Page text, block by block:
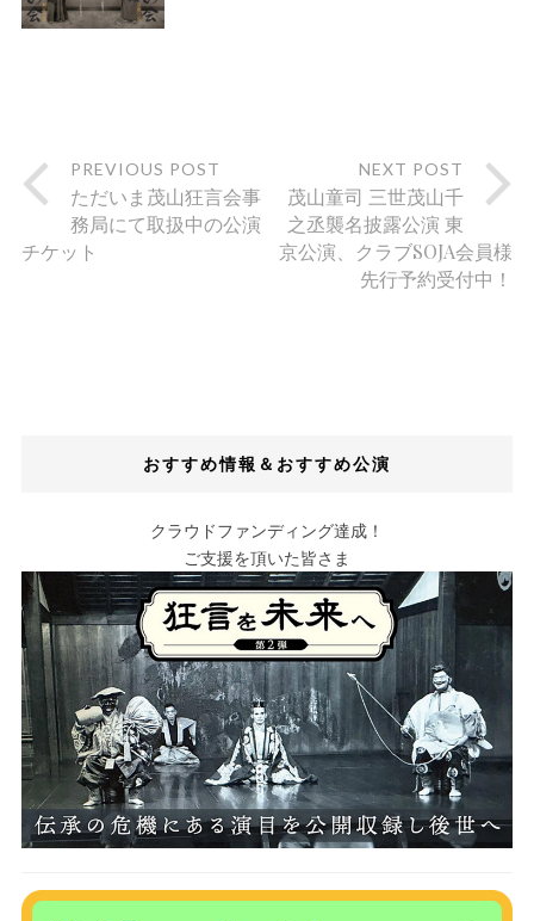
PREVIOUS POST
ただいま茂山狂言会事
務局にて取扱中の公演
チケット
NEXT POST
茂山童司 三世茂山千
之丞襲名披露公演 東
京公演、クラブSOJA会員様
先行予約受付中！
おすすめ情報＆おすすめ公演
クラウドファンディング達成！
ご支援を頂いた皆さま